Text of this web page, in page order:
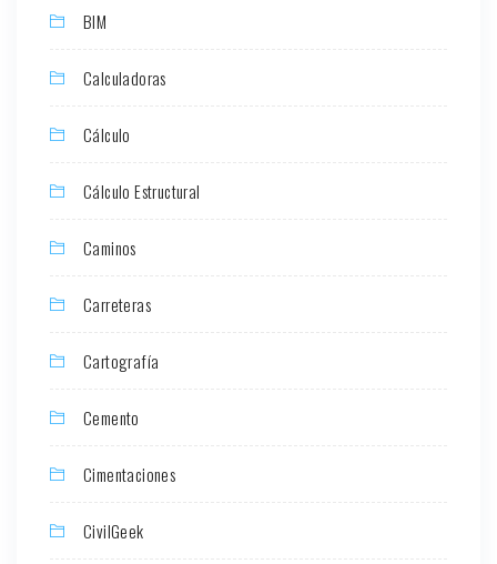
BIM
Calculadoras
Cálculo
Cálculo Estructural
Caminos
Carreteras
Cartografía
Cemento
Cimentaciones
CivilGeek